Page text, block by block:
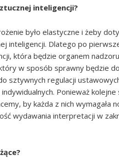
inteligencji?
było elastyczne i żeby
inteligencji. Dlatego po
która będzie organem
w sposób sprawny będzie
sztywnych regulacji
Ponieważ kolejne
by każda z nich wymagała
wydawania interpretacji w